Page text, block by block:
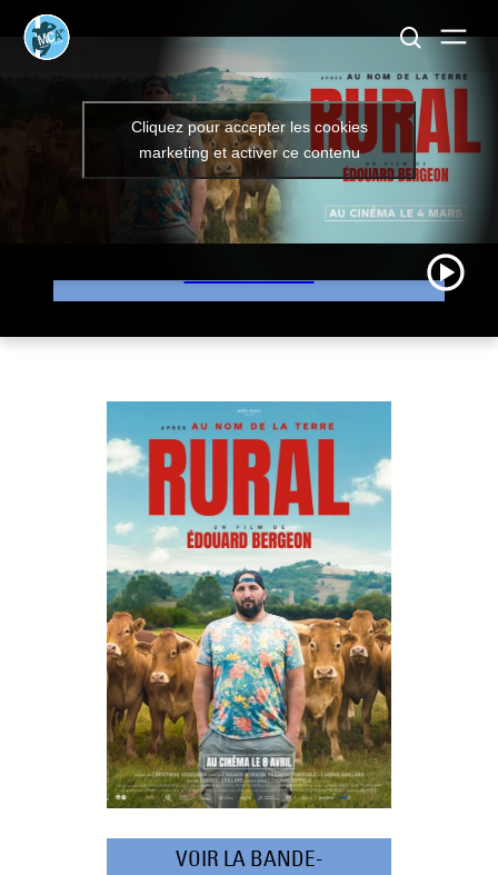
RURAL
Jeudi 19 novembre à 20h00
Cliquez pour accepter les cookies
marketing et activer ce contenu
VOIR LA BANDE-